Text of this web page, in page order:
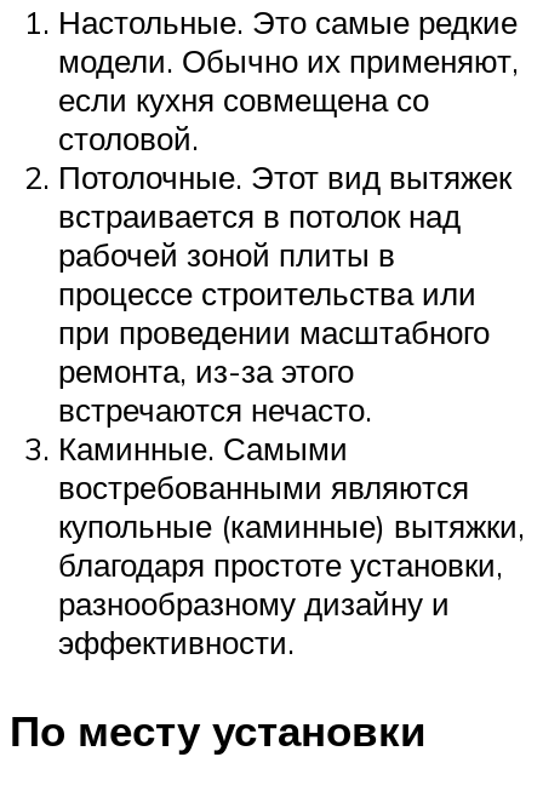
Настольные. Это самые редкие
модели. Обычно их применяют,
если кухня совмещена со
столовой.
Потолочные. Этот вид вытяжек
встраивается в потолок над
рабочей зоной плиты в
процессе строительства или
при проведении масштабного
ремонта, из-за этого
встречаются нечасто.
Каминные. Самыми
востребованными являются
купольные (каминные) вытяжки,
благодаря простоте установки,
разнообразному дизайну и
эффективности.
По месту установки